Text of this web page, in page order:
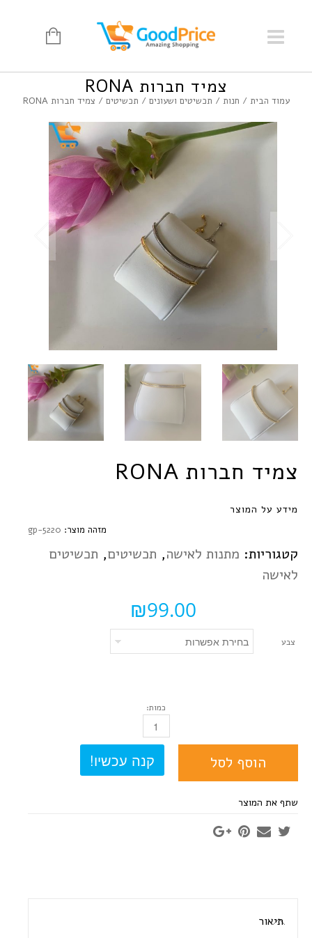
צמיד חברות RONA
עמוד הבית / חנות / תכשיטים ושעונים / תכשיטים / צמיד חברות RONA
צמיד חברות RONA
מידע על המוצר
מזהה מוצר: gp-5220
קטגוריות: מתנות לאישה, תכשיטים, תכשיטים
לאישה
₪99.00
צבע
כמות:
כמות
הוסף לסל
שתף את המוצר
תיאור